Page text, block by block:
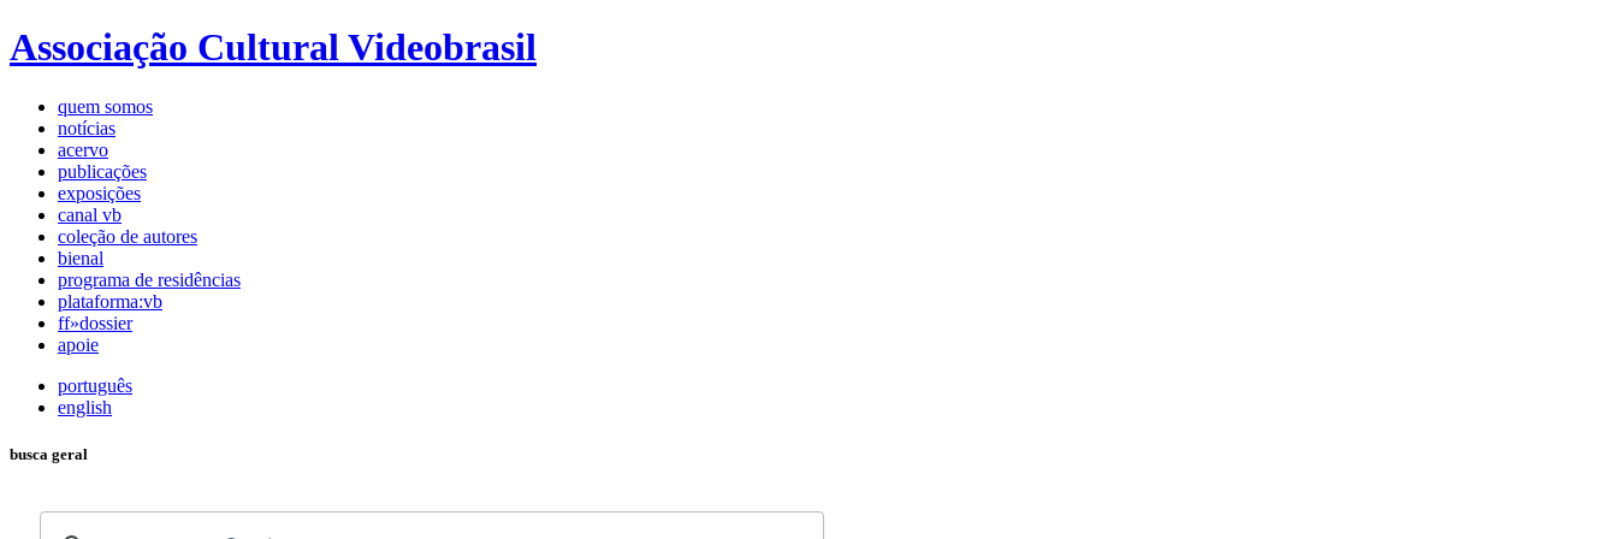
Associação Cultural Videobrasil
quem somos
notícias
acervo
publicações
exposições
canal vb
coleção de autores
bienal
programa de residências
plataforma:vb
ff»dossier
apoie
português
english
busca geral